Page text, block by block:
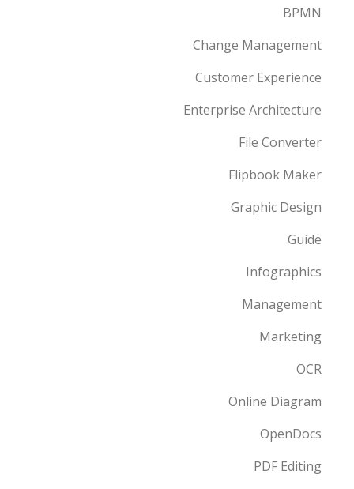
BPMN
Change Management
Customer Experience
Enterprise Architecture
File Converter
Flipbook Maker
Graphic Design
Guide
Infographics
Management
Marketing
OCR
Online Diagram
OpenDocs
PDF Editing